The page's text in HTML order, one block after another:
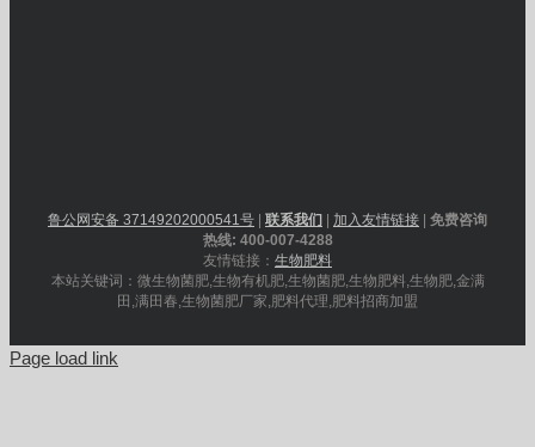
鲁公网安备 37149202000541号 联系我们 加入友情链接
免费咨询
热线: 400-007-4288
友情链接： 生物肥料
本站关键词：微生物菌肥,生物有机肥,生物菌肥,生物肥料,生物肥,金满
田,满田春,生物菌肥厂家,肥料代理,肥料招商加盟
Page load link